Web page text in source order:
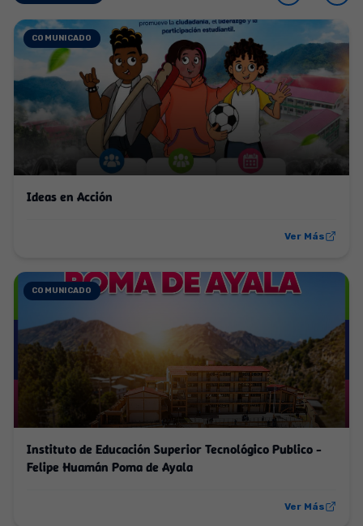
COMUNICADO
Ideas en Acción
Ver Más
COMUNICADO
Instituto de Educación Superior Tecnológico Publico -
Felipe Huamán Poma de Ayala
Ver Más